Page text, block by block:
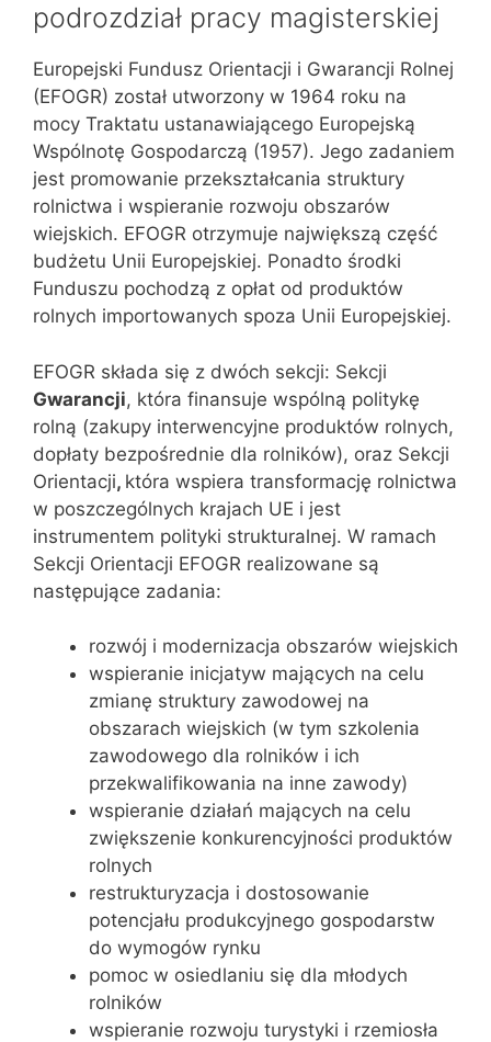
podrozdział pracy magisterskiej
Europejski Fundusz Orientacji i Gwarancji Rolnej
(EFOGR) został utworzony w 1964 roku na
mocy Traktatu ustanawiającego Europejską
Wspólnotę Gospodarczą (1957). Jego zadaniem
jest promowanie przekształcania struktury
rolnictwa i wspieranie rozwoju obszarów
wiejskich. EFOGR otrzymuje największą część
budżetu Unii Europejskiej. Ponadto środki
Funduszu pochodzą z opłat od produktów
rolnych importowanych spoza Unii Europejskiej.
EFOGR składa się z dwóch sekcji: Sekcji
Gwarancji, która finansuje wspólną politykę
rolną (zakupy interwencyjne produktów rolnych,
dopłaty bezpośrednie dla rolników), oraz Sekcji
Orientacji, która wspiera transformację rolnictwa
w poszczególnych krajach UE i jest
instrumentem polityki strukturalnej. W ramach
Sekcji Orientacji EFOGR realizowane są
następujące zadania:
rozwój i modernizacja obszarów wiejskich
wspieranie inicjatyw mających na celu
zmianę struktury zawodowej na
obszarach wiejskich (w tym szkolenia
zawodowego dla rolników i ich
przekwalifikowania na inne zawody)
wspieranie działań mających na celu
zwiększenie konkurencyjności produktów
rolnych
restrukturyzacja i dostosowanie
potencjału produkcyjnego gospodarstw
do wymogów rynku
pomoc w osiedlaniu się dla młodych
rolników
wspieranie rozwoju turystyki i rzemiosła